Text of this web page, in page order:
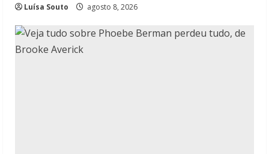
Luísa Souto agosto 8, 2026